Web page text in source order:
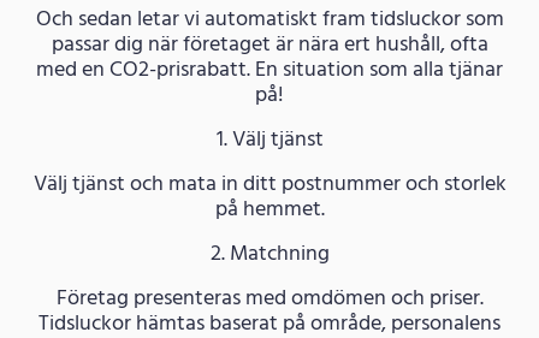
Och sedan letar vi automatiskt fram tidsluckor som
passar dig när företaget är nära ert hushåll, ofta
med en CO2-prisrabatt. En situation som alla tjänar
på!
1. Välj tjänst
Välj tjänst och mata in ditt postnummer och storlek
på hemmet.
2. Matchning
Företag presenteras med omdömen och priser.
Tidsluckor hämtas baserat på område, personalens